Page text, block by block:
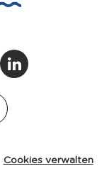
Cookies verwalten